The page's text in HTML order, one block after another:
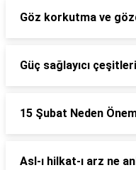
Göz korkutma ve
Güç sağlayıcı
15 Şubat Neden
Asl-ı hilkat-ı arz ne